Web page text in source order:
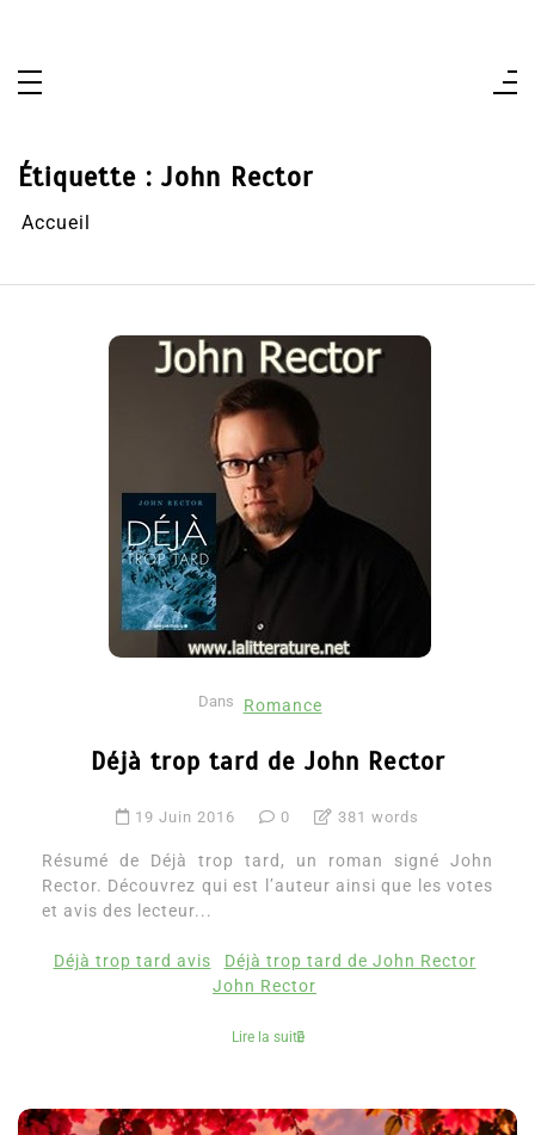
Étiquette : John Rector
Accueil
Dans Romance
Déjà trop tard de John Rector
19 Juin 2016 0 381 words
Résumé de Déjà trop tard, un roman signé John
Rector. Découvrez qui est l’auteur ainsi que les votes
et avis des lecteur...
Déjà trop tard avis
Déjà trop tard de John Rector
John Rector
Lire la suite